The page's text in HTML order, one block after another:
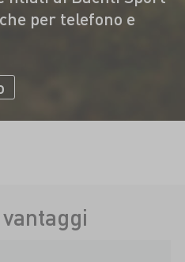
per telefono e